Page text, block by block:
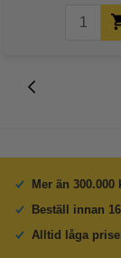
Mer än 300.000
Beställ innan
Alltid låga